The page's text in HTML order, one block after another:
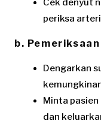
Cek denyut
periksa
b.
Dengarkan
Minta
dan